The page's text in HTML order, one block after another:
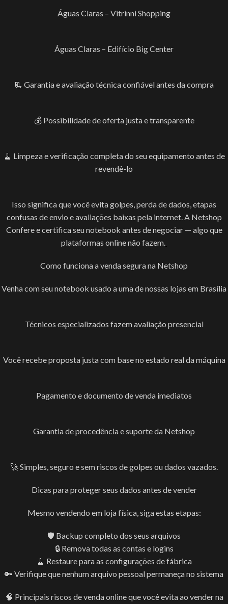
Águas Claras – Vitrinni Shopping
Águas Claras – Edifício Big Center
📃 Garantia e avaliação técnica confiável antes da compra
💰 Possibilidade de oferta justa e transparente
🧹 Limpeza e verificação completa do seu equipamento antes de
revendê-lo
Isso significa que você evita golpes, perda de dados, etapas
confusas de envio e avaliações baixas pela internet. A Netshop
Confere e certifica seu notebook antes de negociar — algo que
plataformas online não fazem.
Como funciona a venda segura na Netshop
Venha com seu notebook usado a uma de nossas lojas em Brasília
Técnicos especializados fazem avaliação presencial
Você recebe proposta justa com base no estado real da máquina
Pagamento e documento de venda imediatos
Garantia de procedência e suporte da Netshop
🚀 Simples, seguro e sem riscos de golpes ou dados vazados.
Dicas para proteger seus dados antes de vender
Mesmo vendendo em loja física, siga estas etapas:
🛡️ Backup completo dos seus arquivos
🔒 Remova todas as contas e logins
🧹 Restaure para as configurações de fábrica
🔑 Verifique que nenhum arquivo pessoal permaneça no sistema
🧠 Principais riscos de venda online que você evita ao vender na